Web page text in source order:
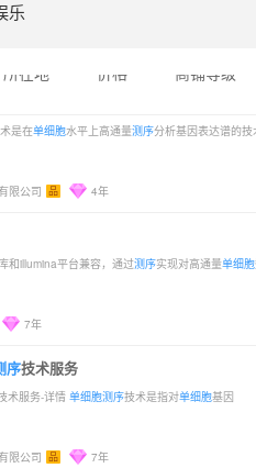
乐
所在地 价格 商铺等级
是在单细胞水平上高通量测序分析基因表达谱的技
限公司 品 4年
和illumina平台兼容，通过测序实现对高通量单细胞
7年
序技术服务
术服务-详情 单细胞测序技术是指对单细胞基因
限公司 品 7年